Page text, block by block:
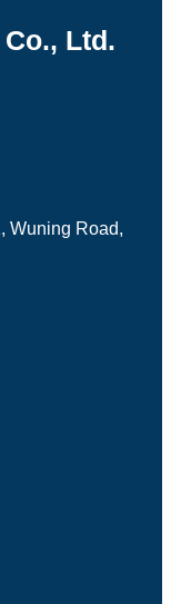
Ltd.
Wuning Road,